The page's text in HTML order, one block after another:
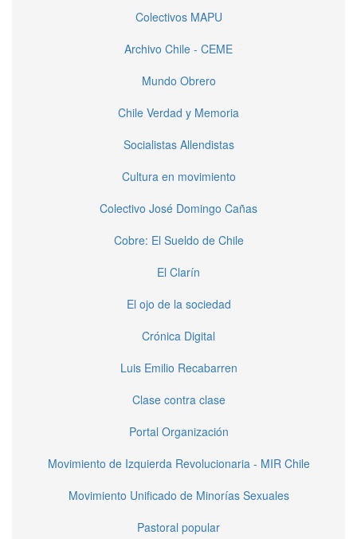
Colectivos MAPU
Archivo Chile - CEME
Mundo Obrero
Chile Verdad y Memoria
Socialistas Allendistas
Cultura en movimiento
Colectivo José Domingo Cañas
Cobre: El Sueldo de Chile
El Clarín
El ojo de la sociedad
Crónica Digital
Luis Emilio Recabarren
Clase contra clase
Portal Organización
Movimiento de Izquierda Revolucionaria - MIR Chile
Movimiento Unificado de Minorías Sexuales
Pastoral popular